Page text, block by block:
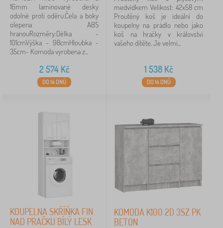
160 cm
7
zobrazit
více >
40 cm
76 cm
6
16mm laminované desky
odolné proti oděru.Čela a boky
olepena ABS
hranouRozměry:Délka -
101cmVýška - 98cmHloubka -
35cm- Komoda vyrobena z...
2 574Kč
DO 14 DNŮ
medvídkem Velikost: 42x58 cm
Proutěný koš je ideální do
koupelny na prádlo nebo jako
koš na hračky v království
vašeho dítěte. Je velmi...
1 538Kč
DO 14 DNŮ
KOUPELNA SKŘÍŇKA FIN
NAD PRAČKU BÍLÝ LESK
KOMODA K100 2D 3SZ PK
BETON